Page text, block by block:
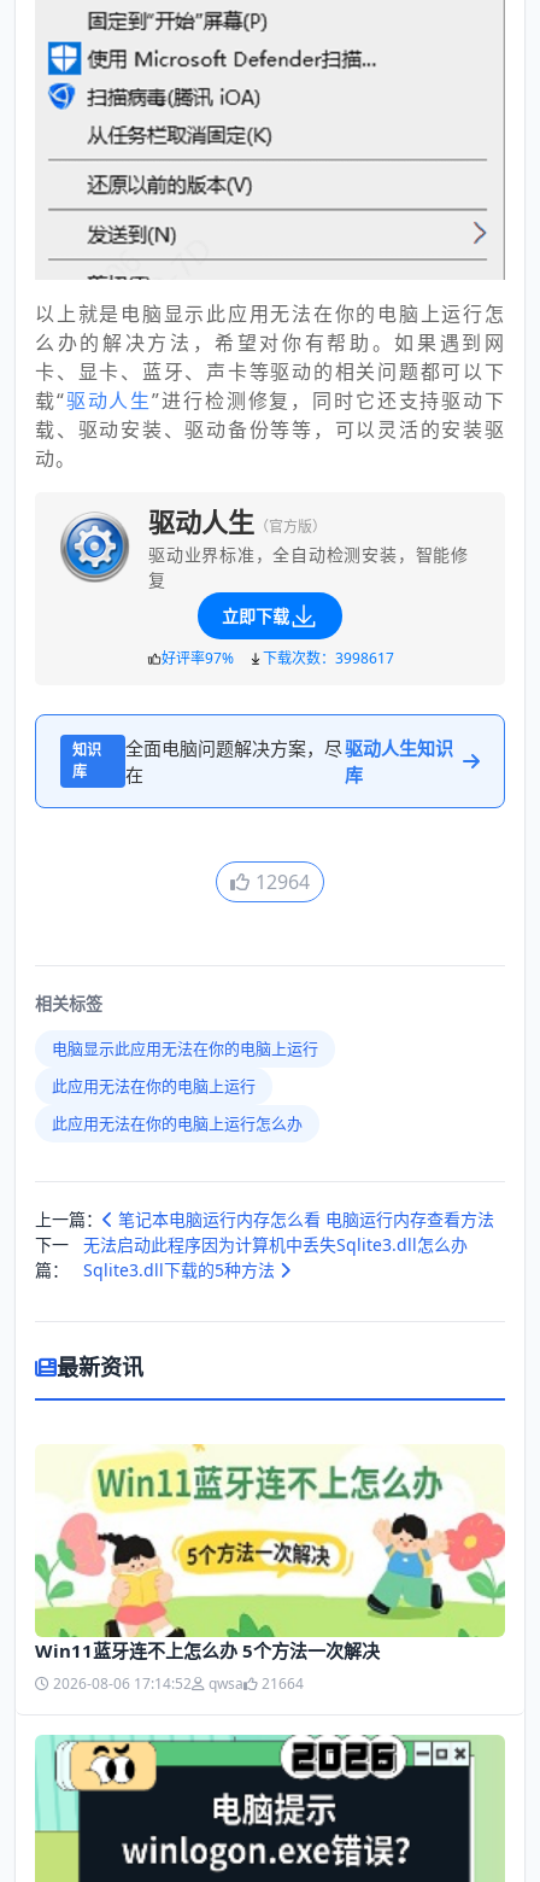
以上就是电脑显示此应用无法在你的电脑上运行怎
么办的解决方法，希望对你有帮助。如果遇到网
卡、显卡、蓝牙、声卡等驱动的相关问题都可以下
载“驱动人生”进行检测修复，同时它还支持驱动下
载、驱动安装、驱动备份等等，可以灵活的安装驱
动。
驱动人生 （官方版）
驱动业界标准，全自动检测安装，智能修
复
立即下载
好评率97% 下载次数：3998617
知识
库
全面电脑问题解决方案，尽
在
驱动人生知识
库
12964
相关标签
电脑显示此应用无法在你的电脑上运行
此应用无法在你的电脑上运行
此应用无法在你的电脑上运行怎么办
上一篇：
笔记本电脑运行内存怎么看 电脑运行内存查看方法
下一
篇：
无法启动此程序因为计算机中丢失Sqlite3.dll怎么办
Sqlite3.dll下载的5种方法
最新资讯
Win11蓝牙连不上怎么办 5个方法一次解决
2026-08-06 17:14:52 qwsa 21664